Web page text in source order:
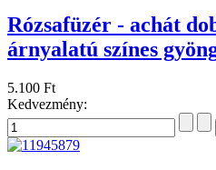
Rózsafüzér - achát
árnyalatú színes
5.100 Ft
Kedvezmény: